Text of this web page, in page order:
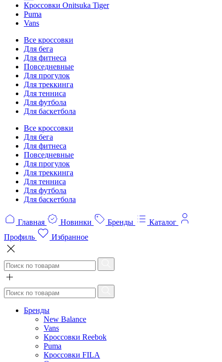
Кроссовки Onitsuka Tiger
Puma
Vans
Все кроссовки
Для бега
Для фитнеса
Повседневные
Для прогулок
Для треккинга
Для тенниса
Для футбола
Для баскетбола
Все кроссовки
Для бега
Для фитнеса
Повседневные
Для прогулок
Для треккинга
Для тенниса
Для футбола
Для баскетбола
Главная Новинки Бренды
Каталог
Профиль
Избранное
Бренды
New Balance
Vans
Кроссовки Reebok
Puma
Кроссовки FILA